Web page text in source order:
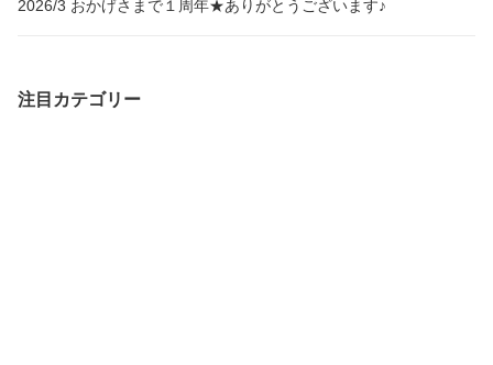
2026/3 おかげさまで１周年★ありがとうございます♪
注目カテゴリー